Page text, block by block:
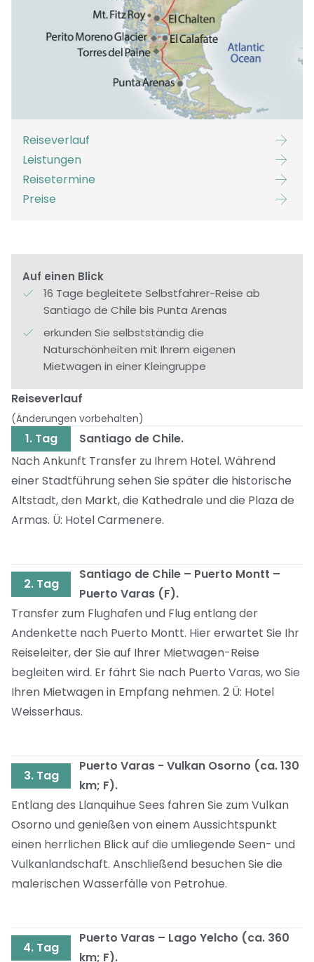
Reiseverlauf
Leistungen
Reisetermine
Preise
Auf einen Blick
16 Tage begleitete Selbstfahrer-Reise ab
Santiago de Chile bis Punta Arenas
erkunden Sie selbstständig die
Naturschönheiten mit Ihrem eigenen
Mietwagen in einer Kleingruppe
Reiseverlauf
(Änderungen vorbehalten)
1. Tag
Santiago de Chile.
Nach Ankunft Transfer zu Ihrem Hotel. Während
einer Stadtführung sehen Sie später die historische
Altstadt, den Markt, die Kathedrale und die Plaza de
Armas. Ü: Hotel Carmenere.
2. Tag
Santiago de Chile – Puerto Montt –
Puerto Varas (F).
Transfer zum Flughafen und Flug entlang der
Andenkette nach Puerto Montt. Hier erwartet Sie Ihr
Reiseleiter, der Sie auf Ihrer Mietwagen-Reise
begleiten wird. Er fährt Sie nach Puerto Varas, wo Sie
Ihren Mietwagen in Empfang nehmen. 2 Ü: Hotel
Weisserhaus.
3. Tag
Puerto Varas - Vulkan Osorno (ca. 130
km; F).
Entlang des Llanquihue Sees fahren Sie zum Vulkan
Osorno und genießen von einem Aussichtspunkt
einen herrlichen Blick auf die umliegende Seen- und
Vulkanlandschaft. Anschließend besuchen Sie die
malerischen Wasserfälle von Petrohue.
4. Tag
Puerto Varas – Lago Yelcho (ca. 360
km; F).